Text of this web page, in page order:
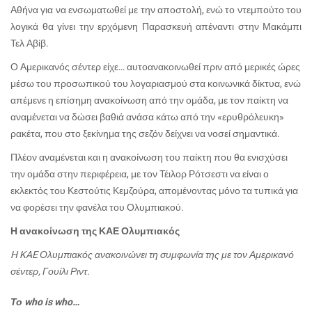
Αθήνα για να ενσωματωθεί με την αποστολή, ενώ το ντεμπούτο του
λογικά θα γίνει την ερχόμενη Παρασκευή απέναντι στην Μακάμπι
Τελ Αβίβ.
Ο Αμερικανός σέντερ είχε… αυτοανακοινωθεί πριν από μερικές ώρες
μέσω του προσωπικού του λογαριασμού στα κοινωνικά δίκτυα, ενώ
απέμενε η επίσημη ανακοίνωση από την ομάδα, με τον παίκτη να
αναμένεται να δώσει βαθιά ανάσα κάτω από την «ερυθρόλευκη»
ρακέτα, που στο ξεκίνημα της σεζόν δείχνει να νοσεί σημαντικά.
Πλέον αναμένεται και η ανακοίνωση του παίκτη που θα ενισχύσει
την ομάδα στην περιφέρεια, με τον Τέιλορ Ρότσεστι να είναι ο
εκλεκτός του Κεστούτις Κεμζούρα, απομένοντας μόνο τα τυπικά για
να φορέσει την φανέλα του Ολυμπιακού.
Η ανακοίνωση της ΚΑΕ Ολυμπιακός
H KAE Ολυμπιακός ανακοινώνει τη συμφωνία της με τον Αμερικανό
σέντερ, Γουίλι Ριντ.
Το who is who…